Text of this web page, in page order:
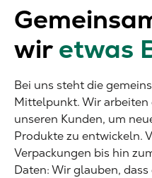
wiretwas
Bei uns steht die
Mittelpunkt. Wir arbeiten
unseren Kunden, um
Produkte zu entwickeln.
Verpackungen bis hin
Daten: Wir glauben,